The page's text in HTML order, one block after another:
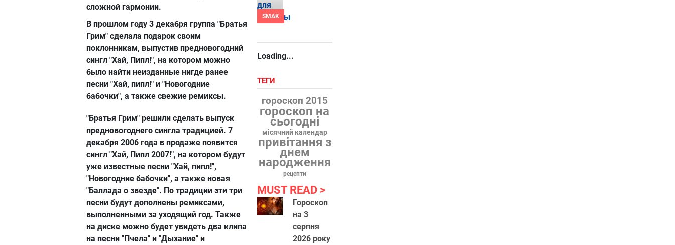
сложной гармонии.
В прошлом году 3 декабря группа "Братья
Грим" сделала подарок своим
поклонникам, выпустив предновогодний
сингл "Хай, Пипл!", на котором можно
было найти неизданные нигде ранее
песни "Хай, пипл!" и "Новогодние
бабочки", а также свежие ремиксы.
"Братья Грим" решили сделать выпуск
предновогоднего сингла традицией. 7
декабря 2006 года в продаже появится
сингл "Хай, Пипл 2007!", на котором будут
уже известные песни "Хай, пипл!",
"Новогодние бабочки", а также новая
"Баллада о звезде". По традиции эти три
песни будут дополнены ремиксами,
выполненными за уходящий год. Также
на диске можно будет увидеть два клипа
на песни "Пчела" и "Дыхание" и
SMAK
Loading...
ТЕГИ
гороскоп 2015
гороскоп на
сьогодні
місячний календар
привітання з
днем
народження
рецепти
MUST READ
Гороскоп
на 3
серпня
2026 року